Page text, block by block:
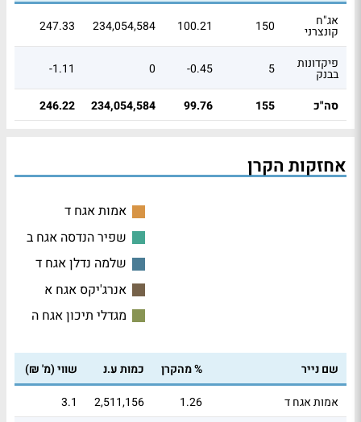
אג"ח
קונצרני 150
100.21
234,054,584
247.33
פיקדונות
בבנק 5
-0.45
0
-1.11
סה"כ 155
99.76
234,054,584
246.22
אחזקות הקרן
אמות אגח ד
שפיר הנדסה אגח ב
שלמה נדלן אגח ד
אנרג'יקס אגח א
מגדלי תיכון אגח ה
שם נייר % מהקרן כמות ע.נ
שווי (מ' ₪)
אמות אגח ד
1.26
2,511,156
3.1